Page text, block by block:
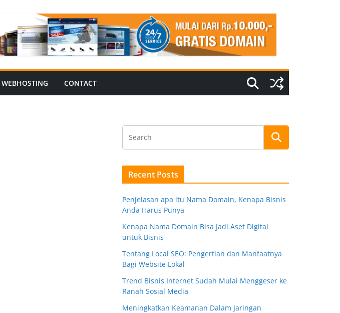
CONTACT
Recent Posts
Penjelasan apa itu Nama Domain, Kenapa Bisnis
Anda Harus Punya
Kenapa Nama Domain Bisa Jadi Aset Digital
untuk Bisnis
Tentang Local SEO: Pengertian dan Manfaatnya
Bagi Website Lokal
Trend Bisnis Internet Sudah Mulai Menggeser ke
Ranah Sosial Media
Meningkatkan Keamanan Dalam Jaringan